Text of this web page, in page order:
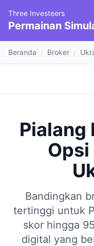
Three Investeers
Permainan
Beranda / Broker /
Pialang
Bandingkan
tertinggi untuk
skor hingga
digital yang